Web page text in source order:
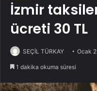
İzmir
ücreti 30 TL
SEÇİL TÜRKAY Ocak
1 dakika okuma süresi